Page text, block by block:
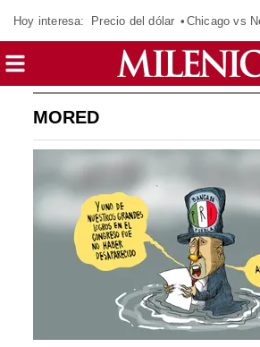
Hoy interesa: Precio del dólar Chicago vs
MORED